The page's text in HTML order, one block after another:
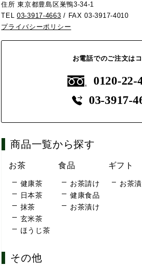
住所 東京都豊島区巣鴨3-34-1
TEL03-3917-4663 / FAX 03-3917-4010
プライバシーポリシー
お電話でのご注文は
0120-22-
03-3917-
商品一覧から探す
お茶
健康茶
日本茶
抹茶
玄米茶
ほうじ茶
食品
お茶請け
健康食品
お茶漬け
ギフト
お茶
その他